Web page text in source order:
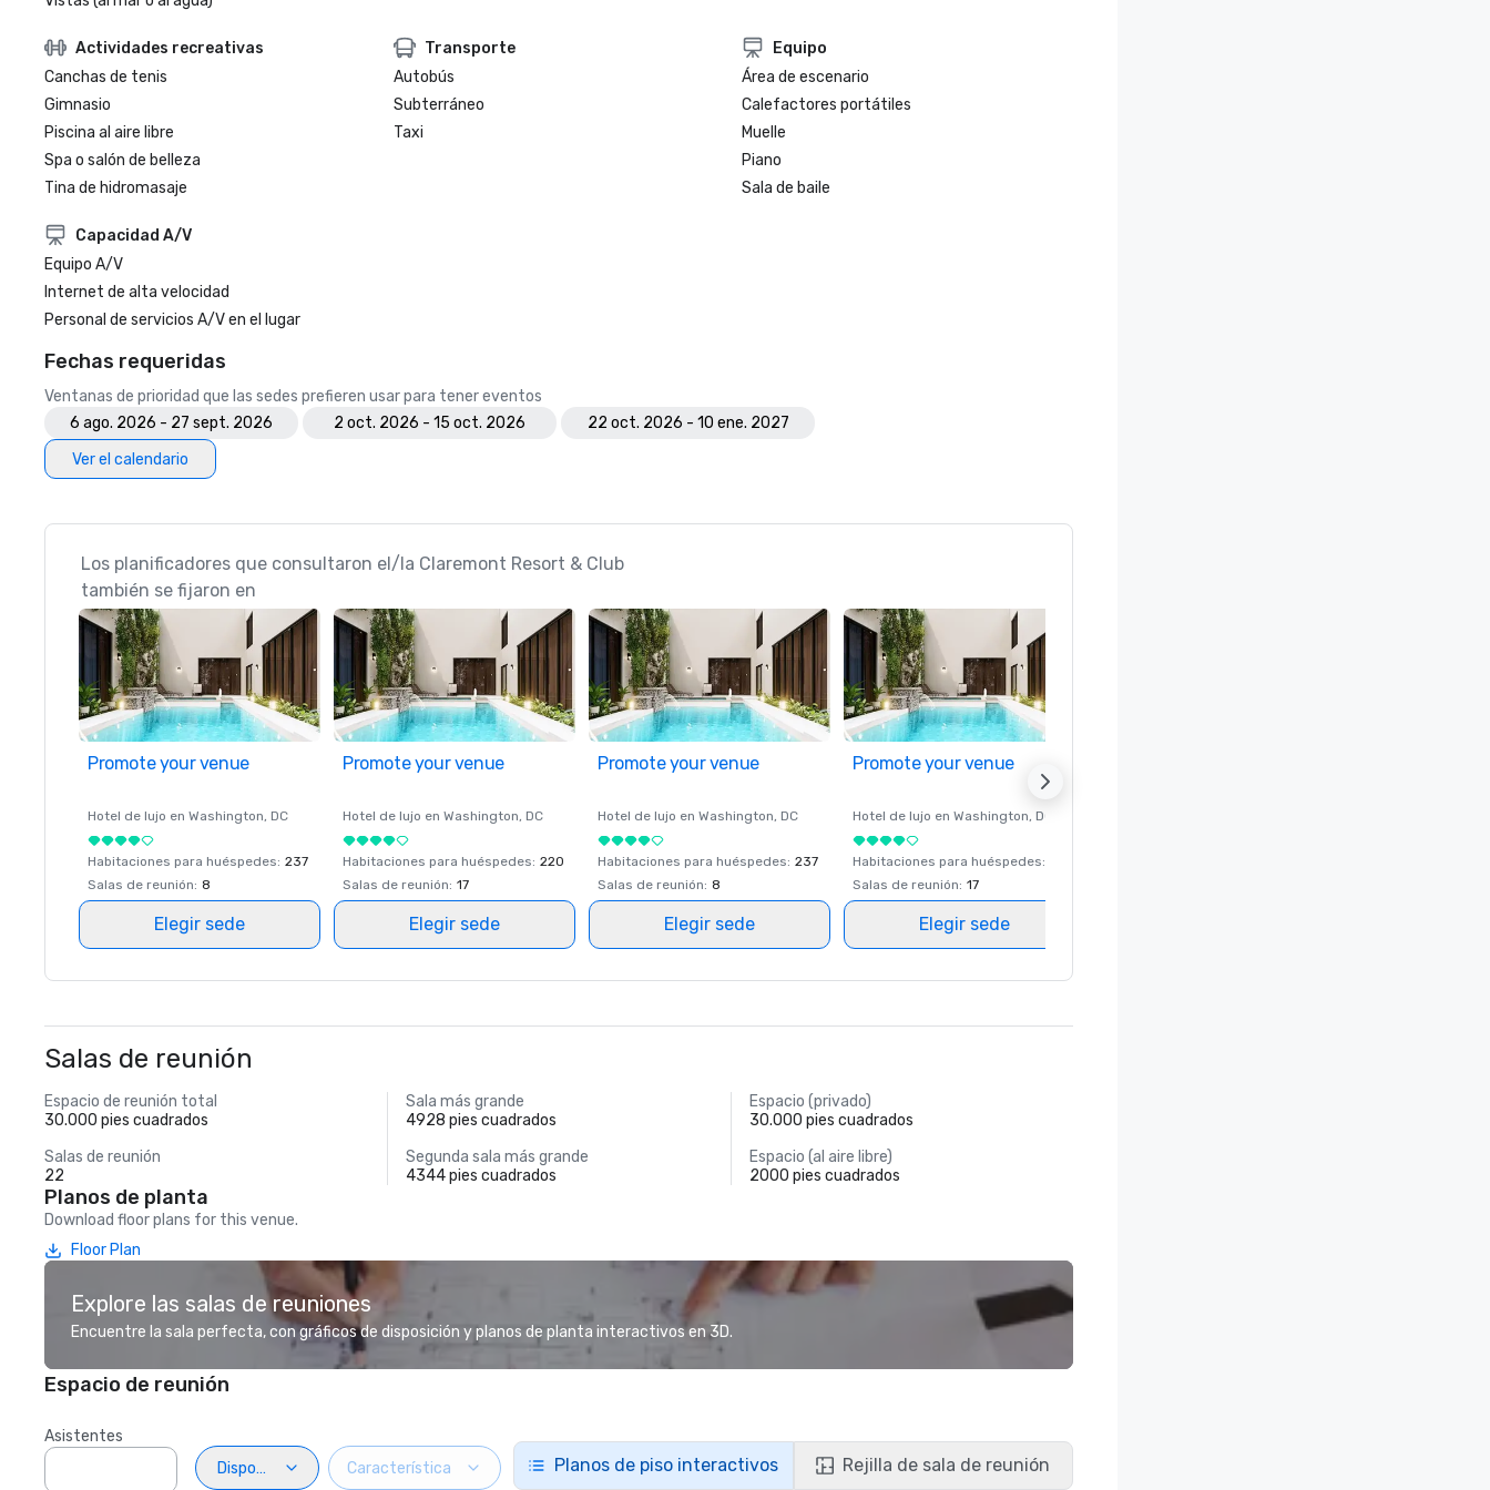
Actividades recreativas
Canchas de tenis
Gimnasio
Piscina al aire libre
Spa o salón de belleza
Tina de hidromasaje
Transporte
Autobús
Subterráneo
Taxi
Equipo
Área de escenario
Calefactores portátiles
Muelle
Piano
Sala de baile
Capacidad A/V
Equipo A/V
Internet de alta velocidad
Personal de servicios A/V en el lugar
Fechas requeridas
Ventanas de prioridad que las sedes prefieren usar para tener eventos
6 ago. 2026 - 27 sept. 2026
2 oct. 2026 - 15 oct. 2026
22 oct. 2026 - 10 ene. 2027
Ver el calendario
Los planificadores que consultaron el/la Claremont Resort & Club
también se fijaron en
Promote your venue
Hotel de lujo en Washington, DC
Habitaciones para huéspedes: 237
Salas de reunión: 8
Elegir sede
Promote your venue
Hotel de lujo en Washington, DC
Habitaciones para huéspedes: 220
Salas de reunión: 17
Elegir sede
Promote your venue
Hotel de lujo en Washington, DC
Habitaciones para huéspedes: 237
Salas de reunión: 8
Elegir sede
Promote your venue
Hotel de lujo en Washington, DC
Habitaciones para huéspedes:
Salas de reunión: 17
Elegir sede
Salas de reunión
Espacio de reunión total
30.000 pies cuadrados
Sala más grande
4928 pies cuadrados
Espacio (privado)
30.000 pies cuadrados
Salas de reunión
22
Segunda sala más grande
4344 pies cuadrados
Espacio (al aire libre)
2000 pies cuadrados
Planos de planta
Download floor plans for this venue.
Floor Plan
Explore las salas de reuniones
Encuentre la sala perfecta, con gráficos de disposición y planos de planta interactivos en 3D.
Espacio de reunión
Asistentes
Disposiciön
Característica Planos de piso interactivos Rejilla de sala de reunión